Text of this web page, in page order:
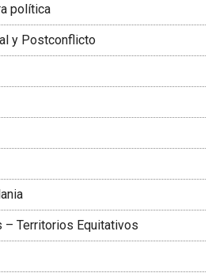
política
y Postconflicto
– Territorios Equitativos